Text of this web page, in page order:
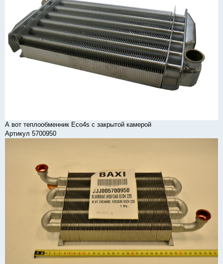
А вот теплообменник Eco4s с закрытой камерой
Артикул 5700950